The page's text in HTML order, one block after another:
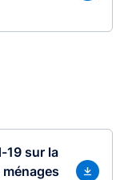
19 sur la